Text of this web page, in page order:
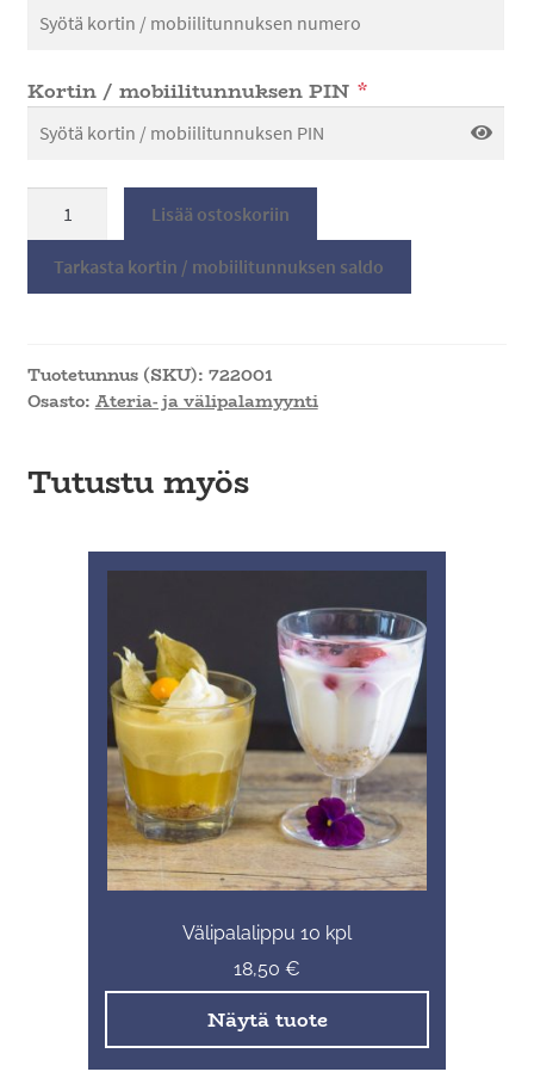
Kortin / mobiilitunnuksen PIN *
Koulu/päiväkotilounas
henkilökunnalle
määrä
Lisää ostoskoriin
Tarkasta kortin / mobiilitunnuksen saldo
Tuotetunnus (SKU): 722001
Osasto: Ateria- ja välipalamyynti
Tutustu myös
Välipalalippu 10 kpl
18,50 €
Näytä tuote